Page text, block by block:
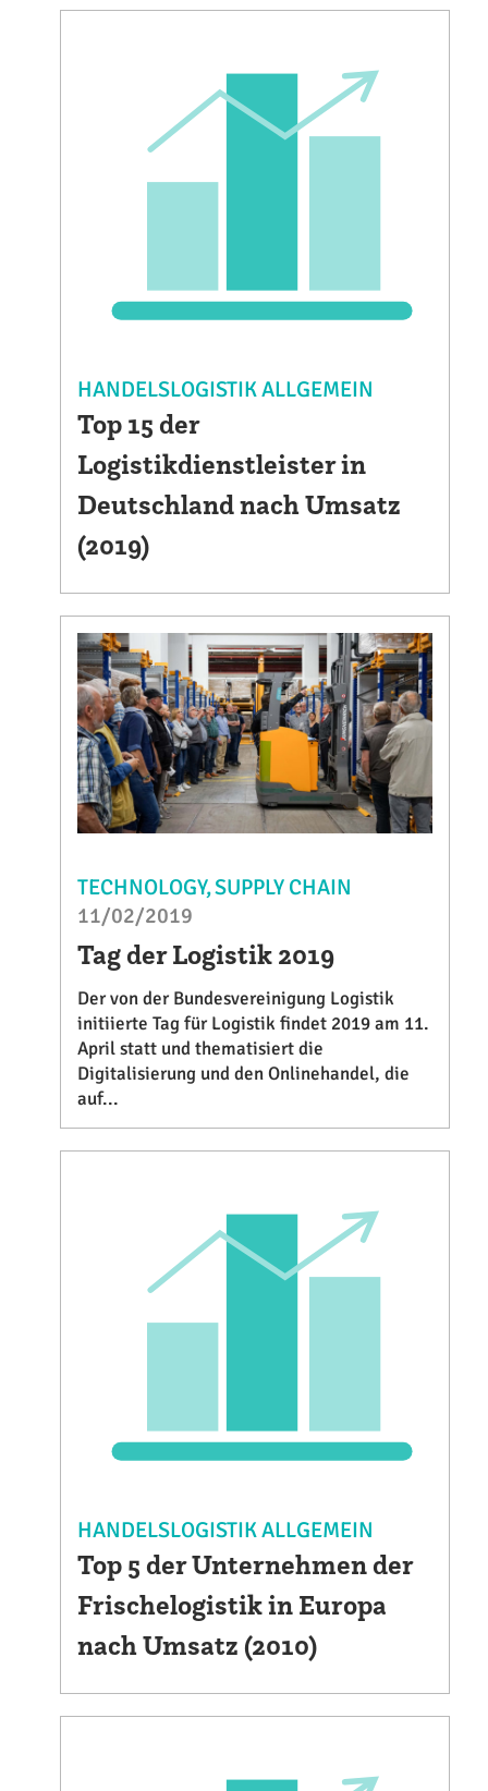
HANDELSLOGISTIK ALLGEMEIN
Top 15 der
Logistikdienstleister in
Deutschland nach Umsatz
(2019)
TECHNOLOGY SUPPLY CHAIN
11/02/2019
Tag der Logistik 2019
Der von der Bundesvereinigung Logistik
initiierte Tag für Logistik findet 2019 am 11.
April statt und thematisiert die
Digitalisierung und den Onlinehandel, die
auf...
HANDELSLOGISTIK ALLGEMEIN
Top 5 der Unternehmen der
Frischelogistik in Europa
nach Umsatz (2010)